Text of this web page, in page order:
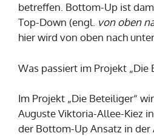
betreffen. Bottom-Up ist
Top-Down (engl. von oben
hier wird von oben nach
Was passiert im Projekt „Die
Im Projekt „Die Beteiliger“
Auguste Viktoria-Allee-Kiez
der Bottom-Up Ansatz in